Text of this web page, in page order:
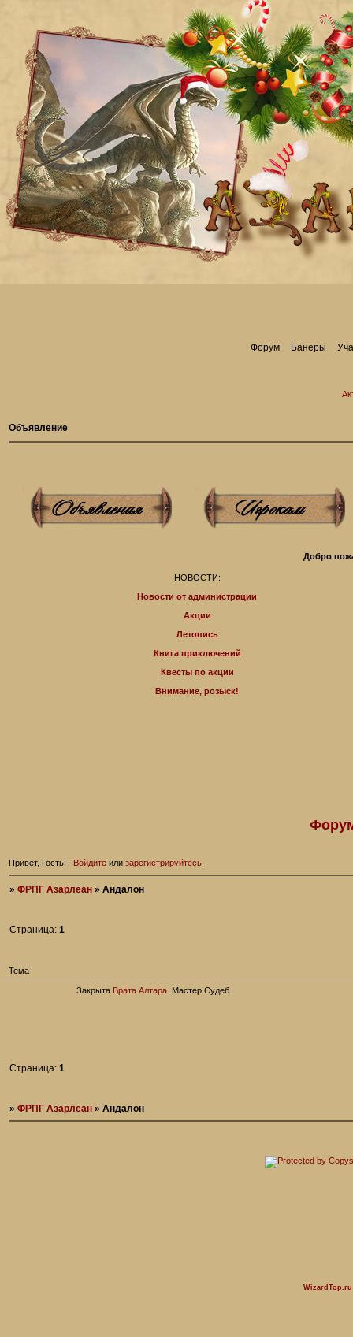
Форум Банеры
Объявление
Добро
НОВОСТИ:
Новости от администрации
Акции
Летопись
Книга приключений
Квесты по акции
Внимание, розыск!
Привет, Гость! Войдитеили зарегистрируйтесь.
»ФРПГ Азарлеан »Андалон
Страница:1
Тема
Закрыта Врата Алтара Мастер Судеб
Страница:1
»ФРПГ Азарлеан »Андалон